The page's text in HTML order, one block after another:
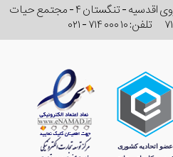
آدرس: تهران - خ پاسداران - رو به روی اقدسیه - تنگستان ۴ - مجتمع حیات
تلفن:۰۲۱ - ۷۱۴ ۰۰۰ ۱۰